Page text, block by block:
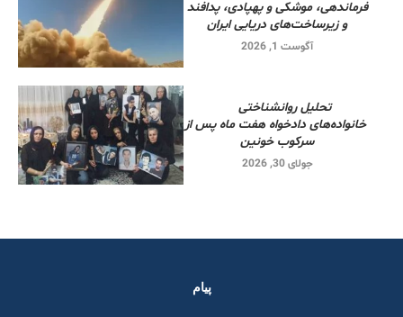
فرماندهی، موشکی و پهپادی، پدافند
و زیرساخت‌های دریایی ایران
آگوست 1, 2026
تحلیل روانشناختی
خانواده‌های دادخواه هفت ماه پس از
سرکوب خونین
جولای 30, 2026
پیام